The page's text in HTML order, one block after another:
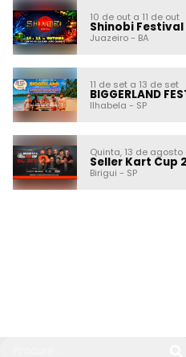
10 de out a 11 de out
Shinobi Festival
Juazeiro- BA
11 de set a 13 de set
BIGGERLAND
Ilhabela - SP
Quinta, 13 de agosto
Seller Kart Cup
Birigui - SP